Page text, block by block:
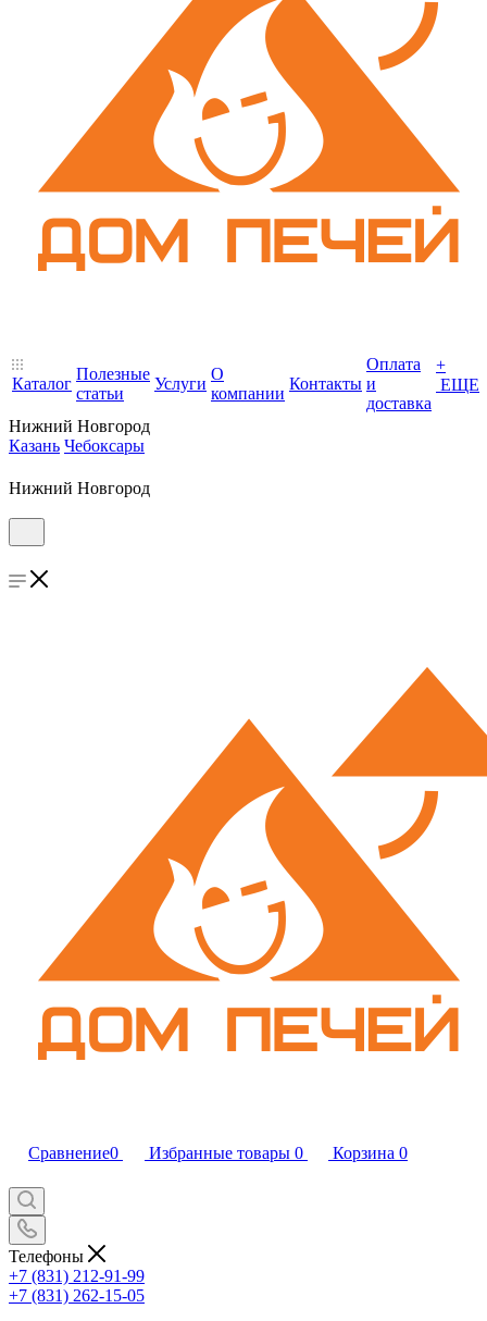
Каталог
Полезные
статьи
Услуги
О
компании
Контакты
Оплата
и
доставка
+
ЕЩЕ
Нижний Новгород
Казань Чебоксары
Нижний Новгород
Сравнение0 Избранные товары 0 Корзина 0
Телефоны
+7 (831) 212-91-99
+7 (831) 262-15-05